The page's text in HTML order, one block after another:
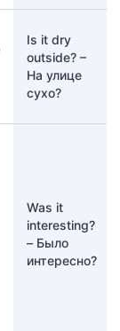
Is it dry
outside? –
На улице
сухо?
Was it
interesting?
– Было
интересно?